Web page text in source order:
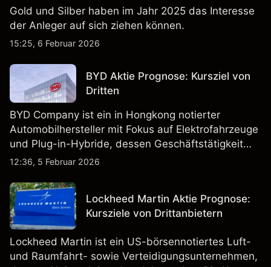
Gold und Silber haben im Jahr 2025 das Interesse
der Anleger auf sich ziehen können.
15:25, 6 Februar 2026
BYD Aktie Prognose: Kursziel von
Dritten
BYD Company ist ein in Hongkong notierter
Automobilhersteller mit Fokus auf Elektrofahrzeuge
und Plug-in-Hybride, dessen Geschäftstätigkeit
Fahrzeugproduktion, Batterien und verwandte
Märkten umfasst.
12:36, 5 Februar 2026
Lockheed Martin Aktie Prognose:
Kursziele von Drittanbietern
Lockheed Martin ist ein US-börsennotiertes Luft-
und Raumfahrt- sowie Verteidigungsunternehmen,